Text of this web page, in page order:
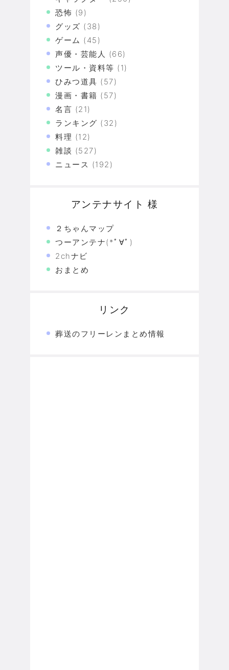
恐怖 (9)
グッズ (38)
ゲーム (45)
声優・芸能人 (66)
ツール・資料等 (1)
ひみつ道具 (57)
漫画・書籍 (57)
名言 (21)
ランキング (32)
料理 (12)
雑談 (527)
ニュース (192)
アンテナサイト 様
２ちゃんマップ
つーアンテナ(*ﾟ∀ﾟ)
2chナビ
おまとめ
リンク
葬送のフリーレンまとめ情報